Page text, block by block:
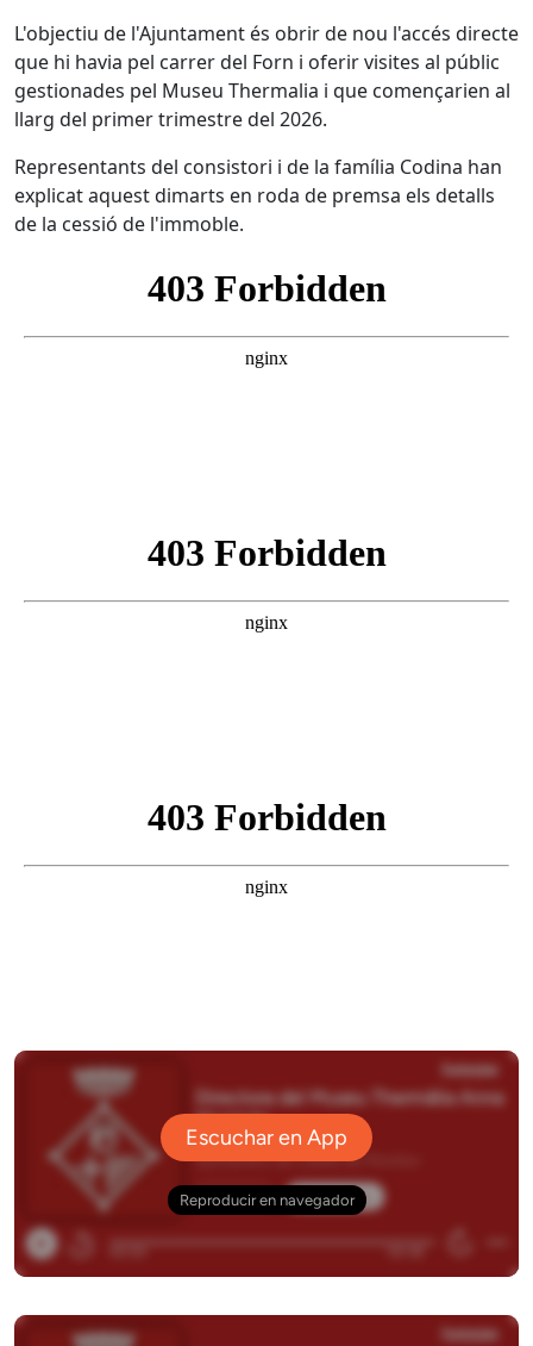
L'objectiu de l'Ajuntament és obrir de nou l'accés directe
que hi havia pel carrer del Forn i oferir visites al públic
gestionades pel Museu Thermalia i que començarien al
llarg del primer trimestre del 2026.
Representants del consistori i de la família Codina han
explicat aquest dimarts en roda de premsa els detalls
de la cessió de l'immoble.